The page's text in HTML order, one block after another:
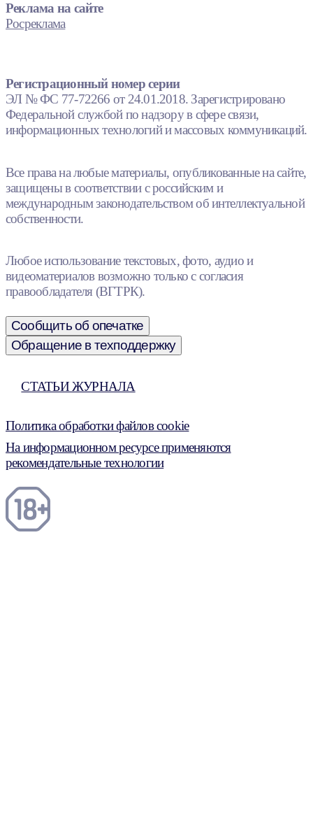
Реклама на сайте
Росреклама
Регистрационный номер серии
ЭЛ № ФС 77-72266 от 24.01.2018. Зарегистрировано
Федеральной службой по надзору в сфере связи,
информационных технологий и массовых коммуникаций.
Все права на любые материалы, опубликованные на сайте,
защищены в соответствии с российским и
международным законодательством об интеллектуальной
собственности.
Любое использование текстовых, фото, аудио и
видеоматериалов возможно только с согласия
правообладателя (ВГТРК).
Сообщить об опечатке
Обращение в техподдержку
СТАТЬИ ЖУРНАЛА
Политика обработки файлов cookie
На информационном ресурсе применяются
рекомендательные технологии